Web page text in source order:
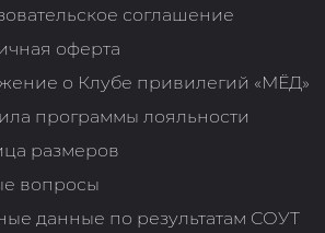
соглашение
оферта
о Клубе привилегий «МЁД»
программы лояльности
размеров
вопросы
данные по результатам СОУТ